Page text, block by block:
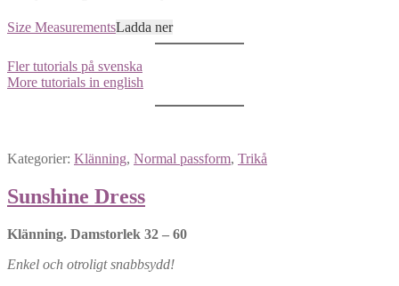
Size MeasurementsLadda ner
Fler tutorials på svenska
More tutorials in english
Kategorier: Klänning, Normal passform, Trikå
Sunshine Dress
Klänning. Damstorlek 32 – 60
Enkel och otroligt snabbsydd!